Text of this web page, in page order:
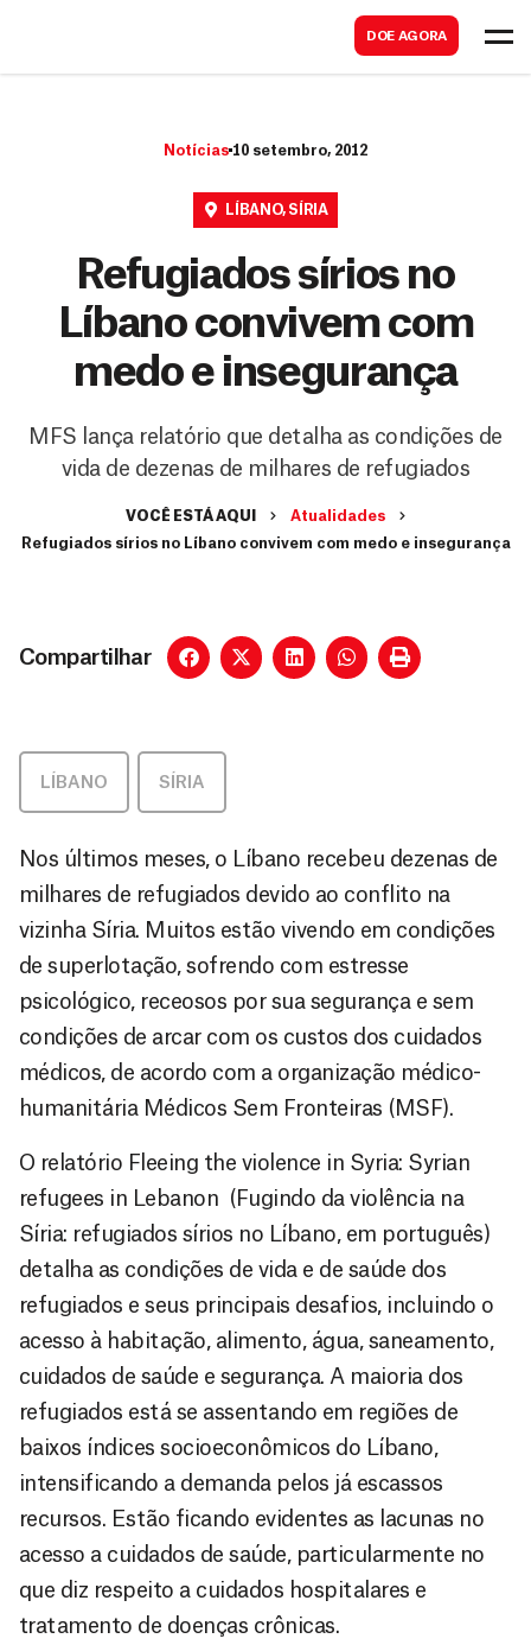
DOE AGORA
Notícias 10 setembro, 2012
LÍBANO, SÍRIA
Refugiados sírios no
Líbano convivem com
medo e insegurança
MFS lança relatório que detalha as condições de
vida de dezenas de milhares de refugiados
VOCÊ ESTÁ AQUI
Atualidades
Refugiados sírios no Líbano convivem com medo e insegurança
Compartilhar
LÍBANO SÍRIA
Nos últimos meses, o Líbano recebeu dezenas de
milhares de refugiados devido ao conflito na
vizinha Síria. Muitos estão vivendo em condições
de superlotação, sofrendo com estresse
psicológico, receosos por sua segurança e sem
condições de arcar com os custos dos cuidados
médicos, de acordo com a organização médico-
humanitária Médicos Sem Fronteiras (MSF).
O relatório Fleeing the violence in Syria: Syrian
refugees in Lebanon (Fugindo da violência na
Síria: refugiados sírios no Líbano, em português)
detalha as condições de vida e de saúde dos
refugiados e seus principais desafios, incluindo o
acesso à habitação, alimento, água, saneamento,
cuidados de saúde e segurança. A maioria dos
refugiados está se assentando em regiões de
baixos índices socioeconômicos do Líbano,
intensificando a demanda pelos já escassos
recursos. Estão ficando evidentes as lacunas no
acesso a cuidados de saúde, particularmente no
que diz respeito a cuidados hospitalares e
tratamento de doenças crônicas.
a
r